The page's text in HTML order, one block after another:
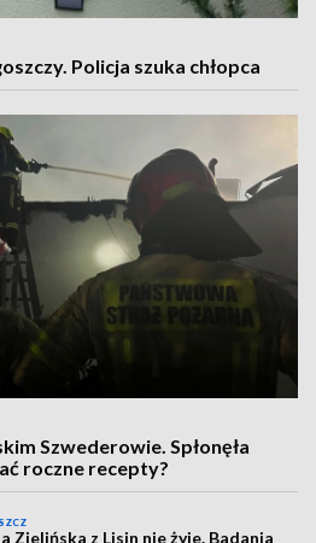
Policja szuka chłopca
Szwederowie. Spłonęła
roczne recepty?
Zielińska z Lisin nie żyje. Badania